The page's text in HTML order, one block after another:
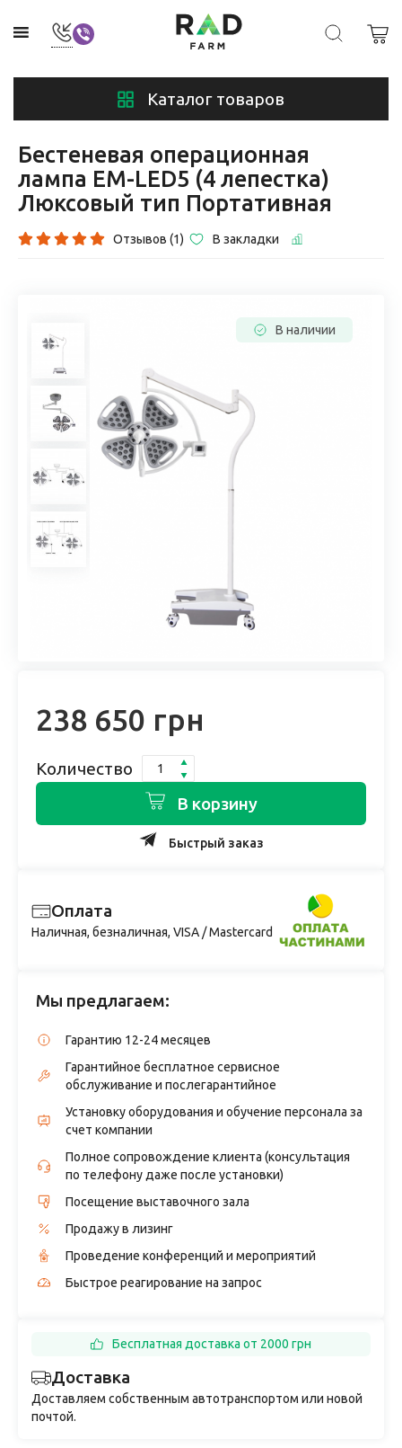
Каталог товаров
Бестеневая операционная
лампа EM-LED5 (4 лепестка)
Люксовый тип Портативная
Отзывов (1) В закладки
В наличии
238 650 грн
Количество
В корзину
Быстрый заказ
Оплата
Наличная, безналичная, VISA / Mastercard
Мы предлагаем:
Гарантию 12-24 месяцев
Гарантийное бесплатное сервисное
обслуживание и послегарантийное
Установку оборудования и обучение персонала за
счет компании
Полное сопровождение клиента (консультация
по телефону даже после установки)
Посещение выставочного зала
Продажу в лизинг
Проведение конференций и мероприятий
Быстрое реагирование на запрос
Доставка
Доставляем собственным автотранспортом или новой
почтой.
Бесплатная доставка от 2000 грн